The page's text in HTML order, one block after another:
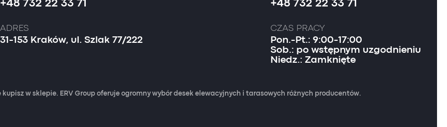
+48 732 22 33 71
ADRES
31-153 Kraków, ul. Szlak 77/222
+48 732 22 33 71
CZAS PRACY
Pon.-Pt.: 9:00-17:00
Sob.: po wstępnym uzgodnieniu
Niedz.: Zamknięte
w sklepie. ERV Group oferuje ogromny wybór desek elewacyjnych i tarasowych różnych producentów.